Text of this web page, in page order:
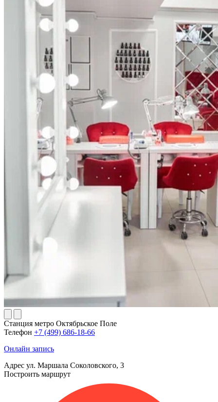
Станция метро Октябрьское Поле
Телефон +7 (499) 686-18-66
Онлайн запись
Адрес ул. Маршала Соколовского, 3
Построить маршрут